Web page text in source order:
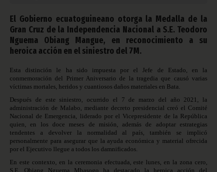
El Gobierno ecuatoguineano otorga la Medalla de la
Gran Cruz de la Independencia Nacional a S.E. Teodoro
Nguema Obiang Mangue, en reconocimiento a su
heroica acción en el siniestro del 7M.
Esta distinción le ha sido impuesta por el Jefe de Estado, en la
conmemoración del Primer Aniversario de la tragedia que causó varias
víctimas mortales, heridos y cuantiosos daños materiales en Bata.
Después de este siniestro, ocurrido el 7 de marzo del año 2021, la
administración de Malabo, mediante decreto presidencial creó el Comité
Nacional de Emergencia, liderado por el Vicepresidente de la República
quien, en los doce meses de misión, además de adoptar estrategias
tendentes a devolver la normalidad al país, también se implicó
personalmente para asegurar que la ayuda económica y material ofrecida
por el Ejecutivo llegue a todos los damnificados.
En este contexto, en la ceremonia efectuada, este lunes, en la zona cero,
S.E. Obiang Nguema Mbasogo ha destacado la heroica acción del